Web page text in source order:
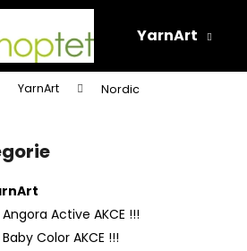
YarnArt
YarnArt Nordic
Angora Active AKCE !!!
Baby Color AKCE !!!